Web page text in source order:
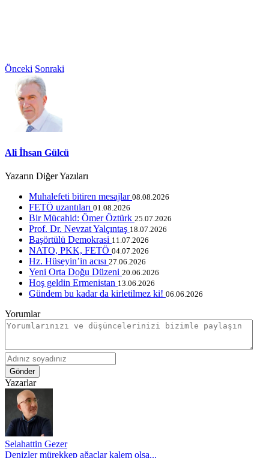
Önceki Sonraki
Ali İhsan Gülcü
Yazarın Diğer Yazıları
Muhalefeti bitiren mesajlar 08.08.2026
FETÖ uzantıları 01.08.2026
Bir Mücahid: Ömer Öztürk 25.07.2026
Prof. Dr. Nevzat Yalçıntaş 18.07.2026
Başörtülü Demokrasi 11.07.2026
NATO, PKK, FETÖ 04.07.2026
Hz. Hüseyin’in acısı 27.06.2026
Yeni Orta Doğu Düzeni 20.06.2026
Hoş geldin Ermenistan 13.06.2026
Gündem bu kadar da kirletilmez ki! 06.06.2026
Yorumlar
Gönder
Yazarlar
Selahattin Gezer
Denizler mürekkep ağaçlar kalem olsa...